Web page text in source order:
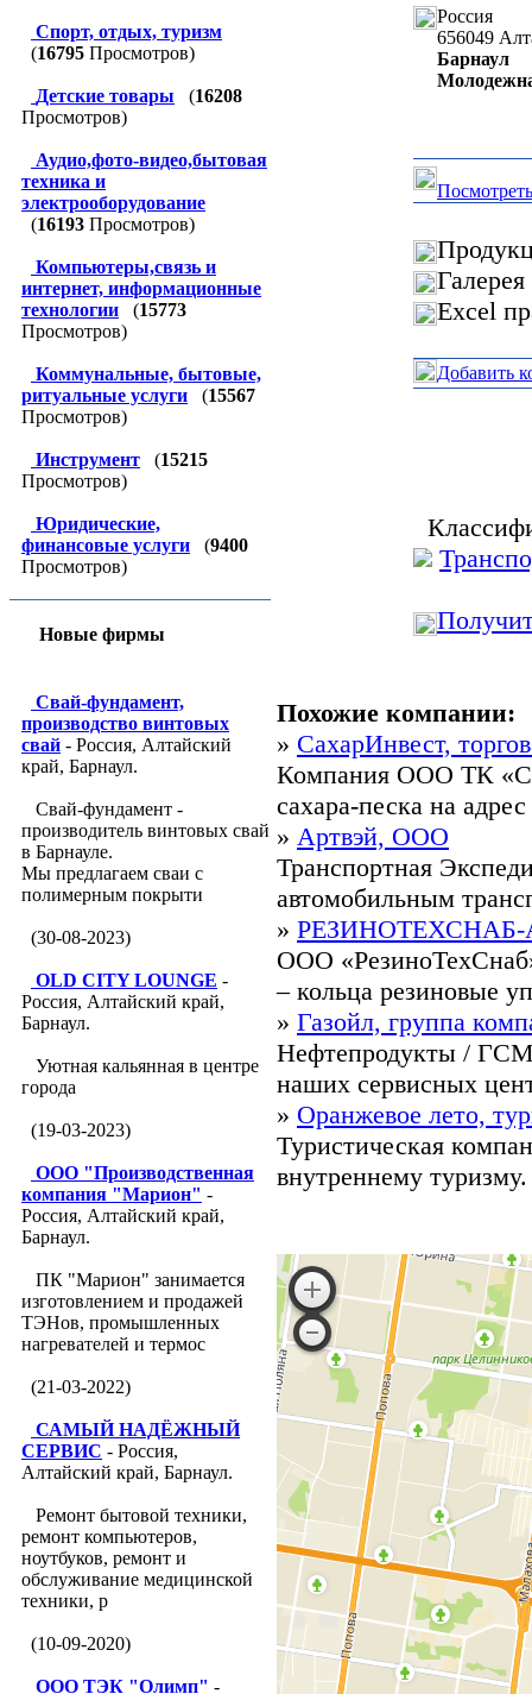
Спорт, отдых, туризм
(16795 Просмотров)
Детские товары (16208
Просмотров)
Аудио,фото-видео,бытовая
техника и
электрооборудование
(16193 Просмотров)
Компьютеры,связь и
интернет, информационные
технологии
(15773
Просмотров)
Коммунальные, бытовые,
ритуальные услуги
(15567
Просмотров)
Инструмент (15215
Просмотров)
Юридические,
финансовые услуги
(9400
Просмотров)
Новые фирмы
Свай-фундамент,
производство винтовых
свай - Россия, Алтайский
край, Барнаул.
Свай-фундамент -
производитель винтовых свай
в Барнауле.
Мы предлагаем сваи с
полимерным покрыти
(30-08-2023)
OLD CITY LOUNGE -
Россия, Алтайский край,
Барнаул.
Уютная кальянная в центре
города
(19-03-2023)
ООО "Производственная
компания "Марион" -
Россия, Алтайский край,
Барнаул.
ПК "Марион" занимается
изготовлением и продажей
ТЭНов, промышленных
нагревателей и термос
(21-03-2022)
САМЫЙ НАДЁЖНЫЙ
СЕРВИС - Россия,
Алтайский край, Барнаул.
Ремонт бытовой техники,
ремонт компьютеров,
ноутбуков, ремонт и
обслуживание медицинской
техники, р
(10-09-2020)
ООО ТЭК "Олимп" -
Россия
656049
Барнаул
Excel
Добавить
Похожие компании:
» СахарИнвест,
Компания ООО ТК
сахара-песка на
» Артвэй, ООО
Транспортная
автомобильным
» РЕЗИНОТЕХСНАБ-
ООО
– кольца резиновые
» Газойл, группа
Нефтепродукты / ГСМ
наших сервисных
» Оранжевое лето,
Туристическая
внутреннему